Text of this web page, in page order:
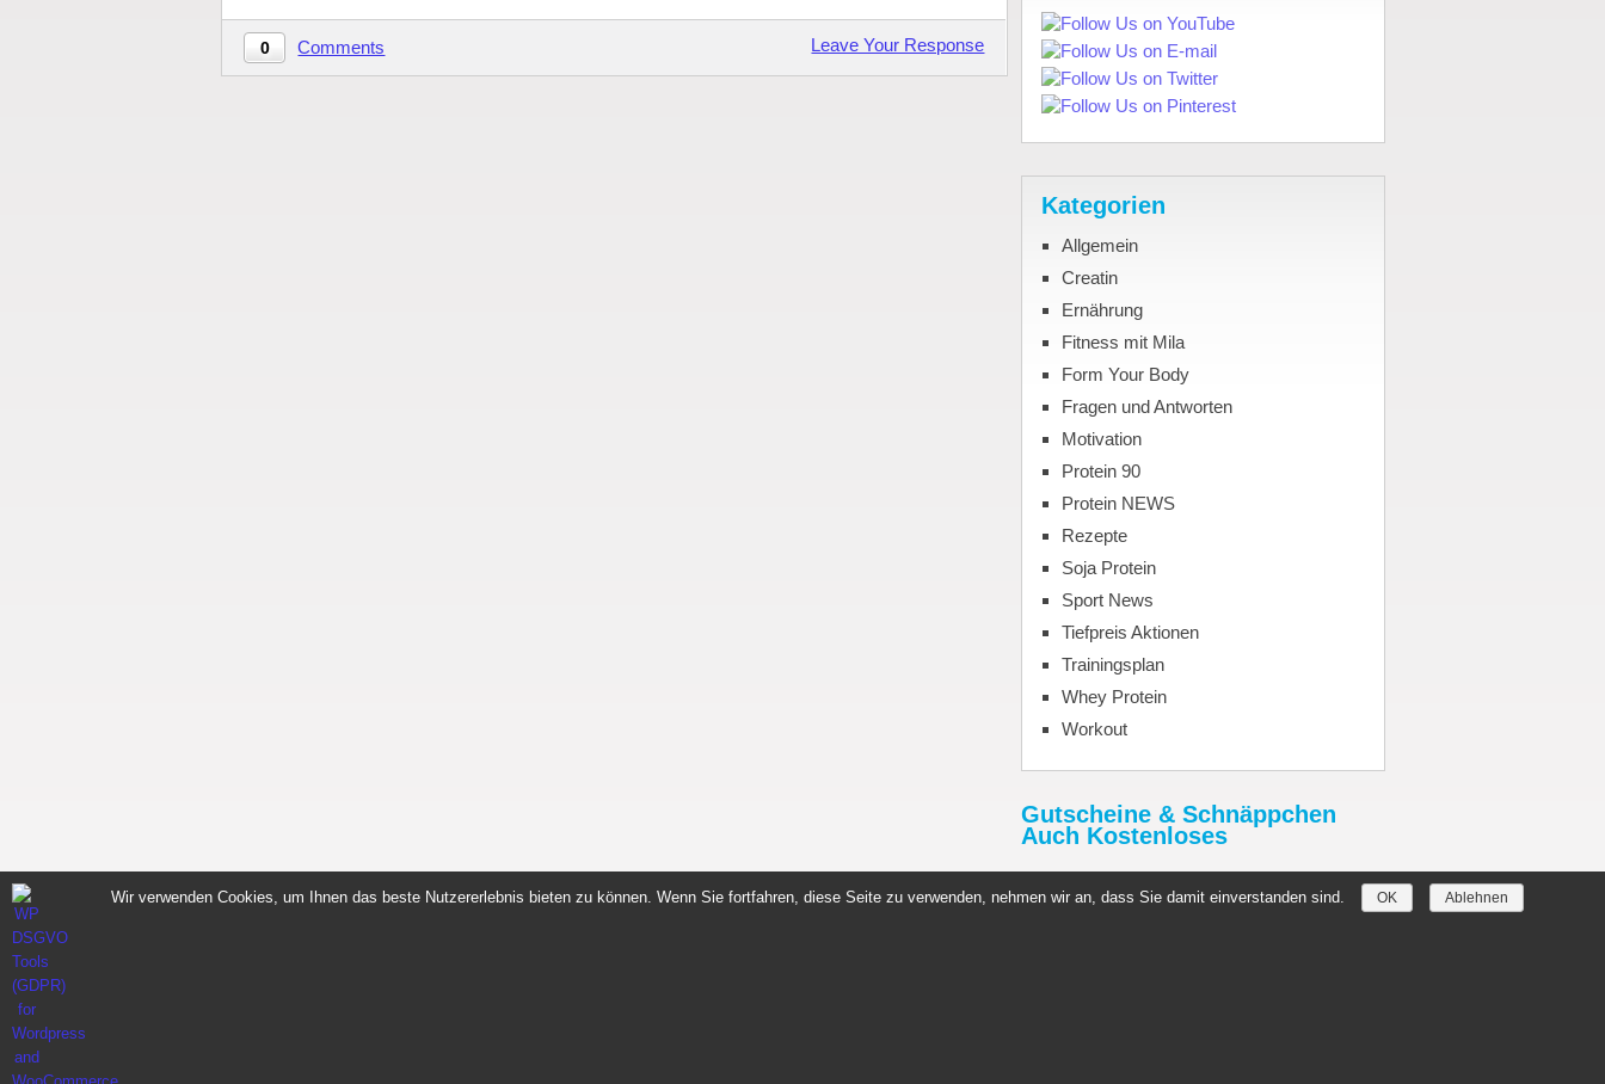
0 Comments Leave Your Response
Kategorien
Allgemein
Creatin
Ernährung
Fitness mit Mila
Form Your Body
Fragen und Antworten
Motivation
Protein 90
Protein NEWS
Rezepte
Soja Protein
Sport News
Tiefpreis Aktionen
Trainingsplan
Whey Protein
Workout
Gutscheine & Schnäppchen
Auch Kostenloses
RabattHimmel.de
Wir verwenden Cookies, um Ihnen das beste Nutzererlebnis bieten zu können. Wenn Sie fortfahren, diese Seite zu verwenden, nehmen wir an, dass Sie damit einverstanden sind. OK Ablehnen